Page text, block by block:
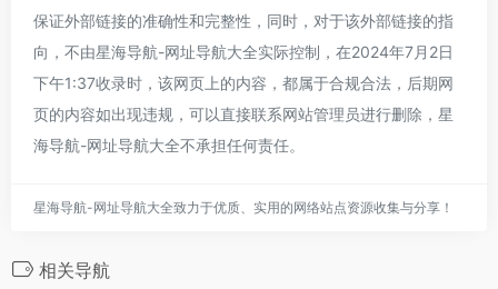
保证外部链接的准确性和完整性，同时，对于该外部链接的指
向，不由星海导航-网址导航大全实际控制，在2024年7月2日
下午1:37收录时，该网页上的内容，都属于合规合法，后期网
页的内容如出现违规，可以直接联系网站管理员进行删除，星
海导航-网址导航大全不承担任何责任。
星海导航-网址导航大全致力于优质、实用的网络站点资源收集与分享！
相关导航